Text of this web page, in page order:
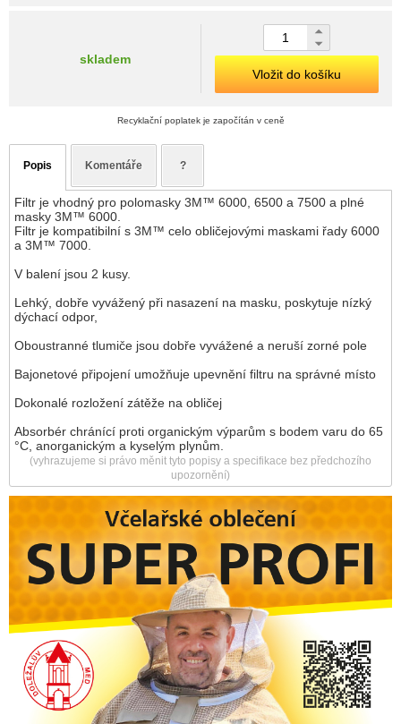
skladem
Vložit do košíku
Recyklační poplatek je započítán v ceně
Popis Komentáře ?
Filtr je vhodný pro polomasky 3M™ 6000, 6500 a 7500 a plné
masky 3M™ 6000.
Filtr je kompatibilní s 3M™ celo obličejovými maskami řady 6000
a 3M™ 7000.
V balení jsou 2 kusy.
Lehký, dobře vyvážený při nasazení na masku, poskytuje nízký
dýchací odpor,
Oboustranné tlumiče jsou dobře vyvážené a neruší zorné pole
Bajonetové připojení umožňuje upevnění filtru na správné místo
Dokonalé rozložení zátěže na obličej
Absorbér chránící proti organickým výparům s bodem varu do 65
°C, anorganickým a kyselým plynům.
(vyhrazujeme si právo měnit tyto popisy a specifikace bez předchozího
upozornění)